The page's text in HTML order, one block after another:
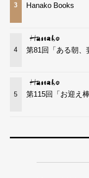
3 Hanako Books
4 第81回「ある朝、
5 第115回「お迎え